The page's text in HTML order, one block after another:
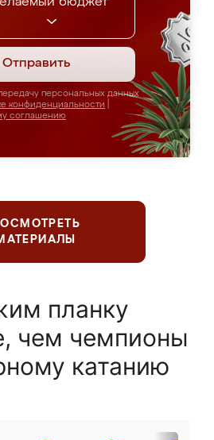
Отправить
персональных данных
конфиденциальности
соглашению
планку
чем чемпионы
катанию